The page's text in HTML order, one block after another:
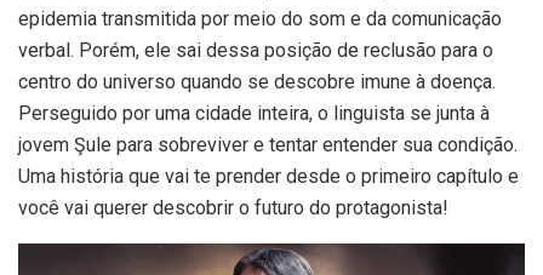
epidemia transmitida por meio do som e da comunicação
verbal. Porém, ele sai dessa posição de reclusão para o
centro do universo quando se descobre imune à doença.
Perseguido por uma cidade inteira, o linguista se junta à
jovem Şule para sobreviver e tentar entender sua condição.
Uma história que vai te prender desde o primeiro capítulo e
você vai querer descobrir o futuro do protagonista!